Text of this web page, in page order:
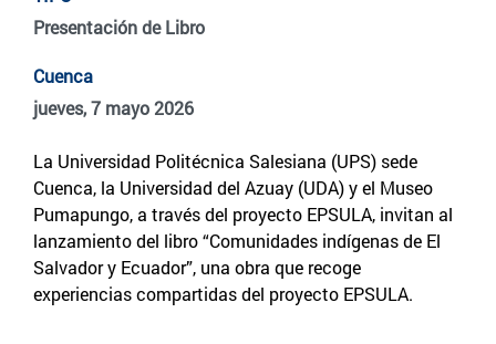
Presentación de Libro
Cuenca
jueves, 7 mayo 2026
La Universidad Politécnica Salesiana (UPS) sede
Cuenca, la Universidad del Azuay (UDA) y el Museo
Pumapungo, a través del proyecto EPSULA, invitan al
lanzamiento del libro “Comunidades indígenas de El
Salvador y Ecuador”, una obra que recoge
experiencias compartidas del proyecto EPSULA.